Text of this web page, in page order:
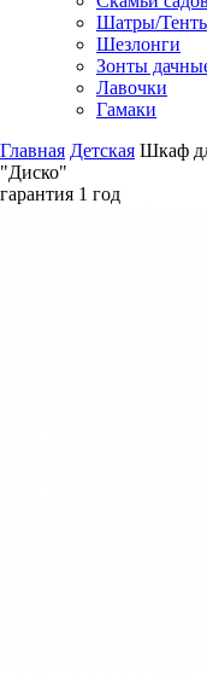
Шатры/
Шезлонги
Зонты
Лавочки
Гамаки
Главная Детская Шкаф
"Диско"
гарантия 1 год